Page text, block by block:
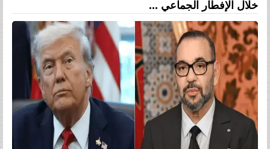
خلال الإفطار الجماعي ...